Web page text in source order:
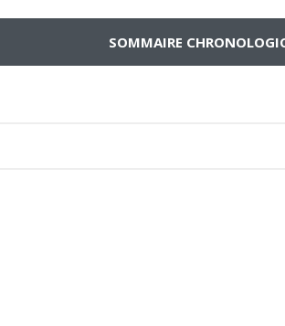
SOMMAIRE